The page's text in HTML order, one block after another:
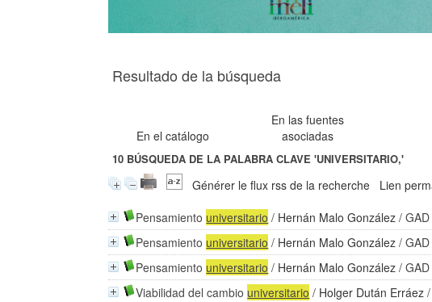
Resultado de la búsqueda
En el catálogo
En las fuentes
asociadas
10 BÚSQUEDA DE LA PALABRA CLAVE'UNIVERSITARIO,'
Générer le flux rss de la recherche Lien
Pensamiento universitario / Hernán Malo González /
Pensamiento universitario / Hernán Malo González /
Pensamiento universitario / Hernán Malo González /
Viabilidad del cambio universitario / Holger Dután Erráez